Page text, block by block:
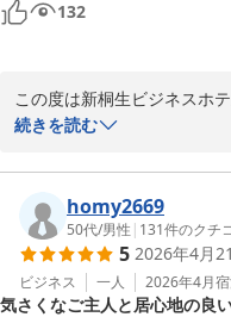
132
この度は新桐生ビジネスホ
ありがとうございました。
2026-04-07
続きを読む
homy2669
50代/男性 | 131件のクチ
5 2026年4月
ビジネス 一人 2026年4月
気さくなご主人と居心地の良